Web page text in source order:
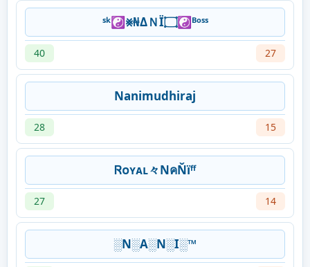
ˢᵏ☯⨳₦ΔＮÏ۝☯ᴮᵒˢˢ
40 27
Nanimudhiraj
28 15
Ꮢᴏʏᴀʟ々NคŇïᶠᶠ
27 14
░N░A░N░I░™